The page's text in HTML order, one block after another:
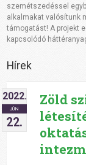
szemétszedéssel
alkalmakat valósítunk
támogatást! A projekt
kapcsolódó
Hírek
2022.
JÚN
22.
Zöld